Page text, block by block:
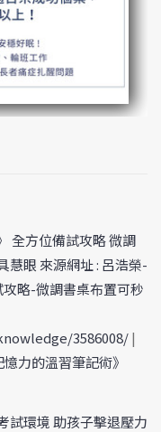
全方位備試攻略 微調
慧眼 來源網址 : 呂浩榮-
略-微調書桌布置可秒
3586008/|
力的溫習筆記術》
試環境 助孩子擊退壓力